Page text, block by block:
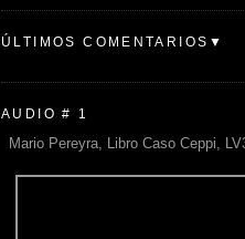
ÚLTIMOS COMENTARIOS▼
AUDIO # 1
Mario Pereyra, Libro Caso Ceppi,